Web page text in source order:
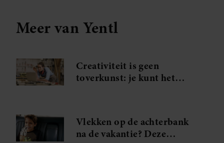
Meer van Yentl
Creativiteit is geen
toverkunst: je kunt het
Vlekken op de achterbank
na de vakantie? Deze